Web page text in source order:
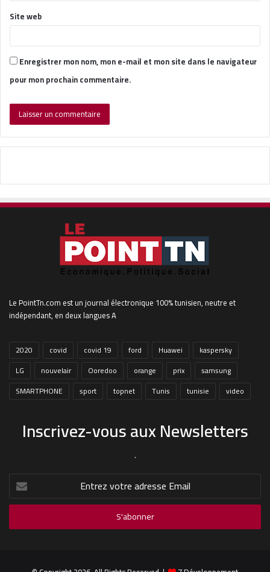
Site web
Enregistrer mon nom, mon e-mail et mon site dans le navigateur
pour mon prochain commentaire.
Le PointTn.com est un journal électronique 100% tunisien, neutre et
indépendant, en deux langues A
2020 covid covid 19 ford Huawei
kaspersky
LG
nouvelair Ooredoo orange prix
samsung
SMARTPHONE
sport topnet Tunis tunisie video
Inscrivez-vous aux Newsletters
.
Entrez
votre
adresse